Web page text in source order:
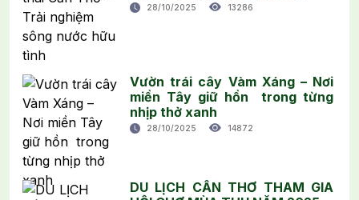
28/10/2025 13286
Vườn trái cây Vàm Xáng – Nơi
miền Tây giữ hồn trong từng
nhịp thở xanh
28/10/2025 14872
DU LỊCH CẦN THƠ THAM GIA